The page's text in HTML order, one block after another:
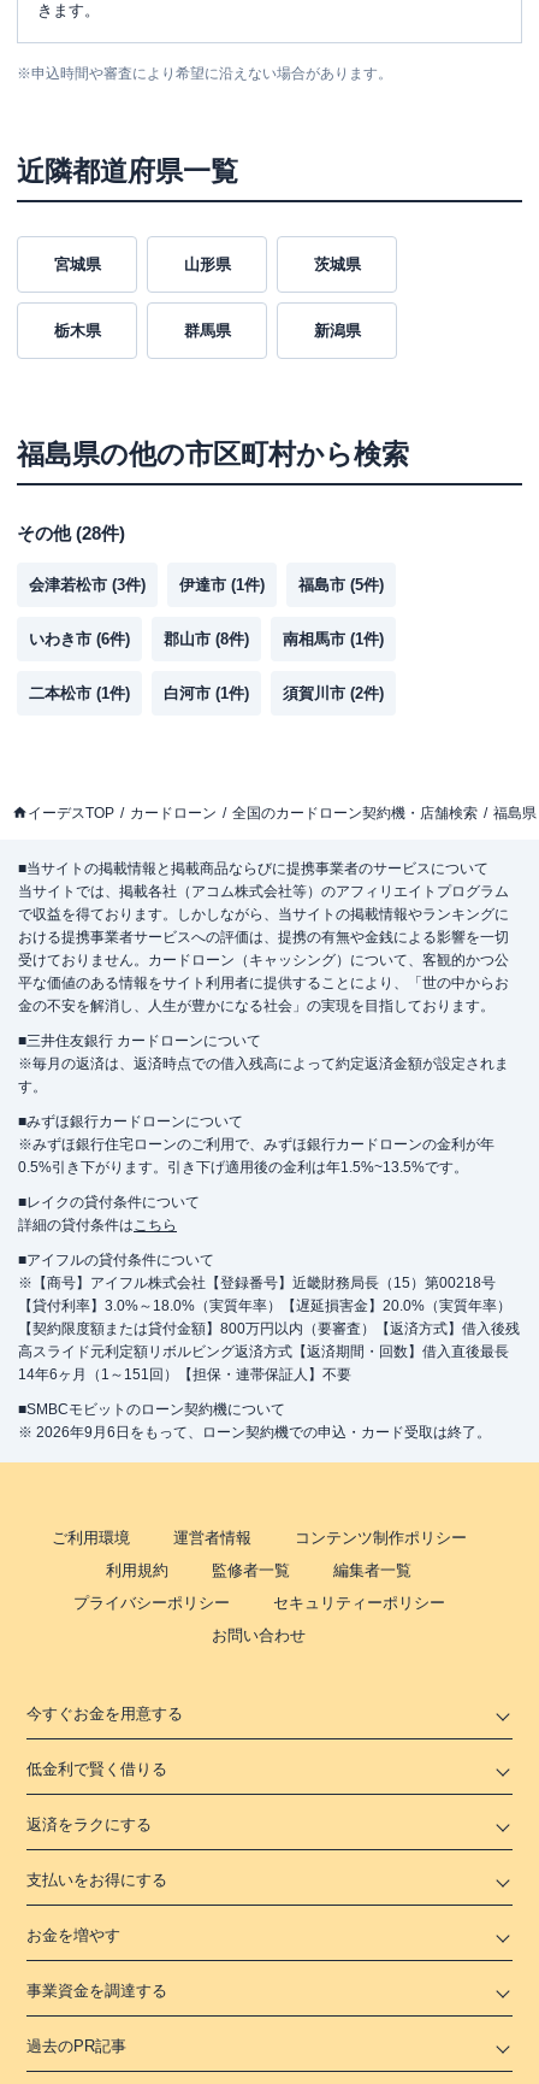
きます。
※申込時間や審査により希望に沿えない場合があります。
近隣都道府県一覧
宮城県 山形県 茨城県
栃木県 群馬県 新潟県
福島県の他の市区町村から検索
その他(28件)
会津若松市 (3件) 伊達市 (1件) 福島市 (5件)
いわき市 (6件) 郡山市 (8件) 南相馬市 (1件)
二本松市 (1件) 白河市 (1件) 須賀川市 (2件)
イーデスTOP カードローン 全国のカードローン契約機・店舗検索 福島県
■当サイトの掲載情報と掲載商品ならびに提携事業者のサービスについて
当サイトでは、掲載各社（アコム株式会社等）のアフィリエイトプログラム
で収益を得ております。しかしながら、当サイトの掲載情報やランキングに
おける提携事業者サービスへの評価は、提携の有無や金銭による影響を一切
受けておりません。カードローン（キャッシング）について、客観的かつ公
平な価値のある情報をサイト利用者に提供することにより、「世の中からお
金の不安を解消し、人生が豊かになる社会」の実現を目指しております。
■三井住友銀行 カードローンについて
※毎月の返済は、返済時点での借入残高によって約定返済金額が設定されま
す。
■みずほ銀行カードローンについて
※みずほ銀行住宅ローンのご利用で、みずほ銀行カードローンの金利が年
0.5%引き下がります。引き下げ適用後の金利は年1.5%~13.5%です。
■レイクの貸付条件について
詳細の貸付条件はこちら
■アイフルの貸付条件について
※【商号】アイフル株式会社【登録番号】近畿財務局長（15）第00218号
【貸付利率】3.0%～18.0%（実質年率）【遅延損害金】20.0%（実質年率）
【契約限度額または貸付金額】800万円以内（要審査）【返済方式】借入後残
高スライド元利定額リボルビング返済方式【返済期間・回数】借入直後最長
14年6ヶ月（1～151回）【担保・連帯保証人】不要
■SMBCモビットのローン契約機について
※ 2026年9月6日をもって、ローン契約機での申込・カード受取は終了。
ご利用環境 運営者情報
コンテンツ制作ポリシー
利用規約
監修者一覧
編集者一覧
プライバシーポリシー
セキュリティーポリシー
お問い合わせ
今すぐお金を用意する
低金利で賢く借りる
返済をラクにする
支払いをお得にする
お金を増やす
事業資金を調達する
過去のPR記事